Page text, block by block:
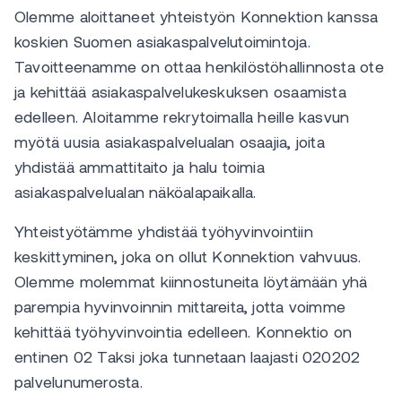
Olemme aloittaneet yhteistyön Konnektion kanssa
koskien Suomen asiakaspalvelutoimintoja.
Tavoitteenamme on ottaa henkilöstöhallinnosta ote
ja kehittää asiakaspalvelukeskuksen osaamista
edelleen. Aloitamme rekrytoimalla heille kasvun
myötä uusia asiakaspalvelualan osaajia, joita
yhdistää ammattitaito ja halu toimia
asiakaspalvelualan näköalapaikalla.
Yhteistyötämme yhdistää työhyvinvointiin
keskittyminen, joka on ollut Konnektion vahvuus.
Olemme molemmat kiinnostuneita löytämään yhä
parempia hyvinvoinnin mittareita, jotta voimme
kehittää työhyvinvointia edelleen. Konnektio on
entinen 02 Taksi joka tunnetaan laajasti 020202
palvelunumerosta.